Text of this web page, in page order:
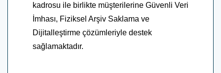
kadrosu ile birlikte müşterilerine Güvenli Veri
İmhası, Fiziksel Arşiv Saklama ve
Dijitalleştirme çözümleriyle destek
sağlamaktadır.